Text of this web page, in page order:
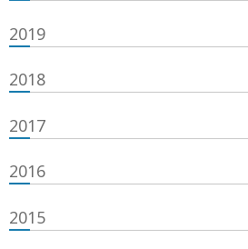
2019
2018
2017
2016
2015